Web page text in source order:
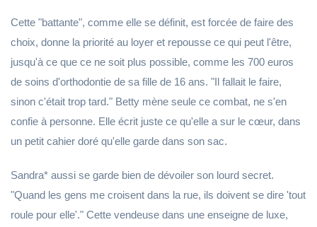
Cette "battante", comme elle se définit, est forcée de faire des
choix, donne la priorité au loyer et repousse ce qui peut l'être,
jusqu'à ce que ce ne soit plus possible, comme les 700 euros
de soins d'orthodontie de sa fille de 16 ans. "Il fallait le faire,
sinon c'était trop tard." Betty mène seule ce combat, ne s'en
confie à personne. Elle écrit juste ce qu'elle a sur le cœur, dans
un petit cahier doré qu'elle garde dans son sac.
Sandra* aussi se garde bien de dévoiler son lourd secret.
"Quand les gens me croisent dans la rue, ils doivent se dire 'tout
roule pour elle'." Cette vendeuse dans une enseigne de luxe,